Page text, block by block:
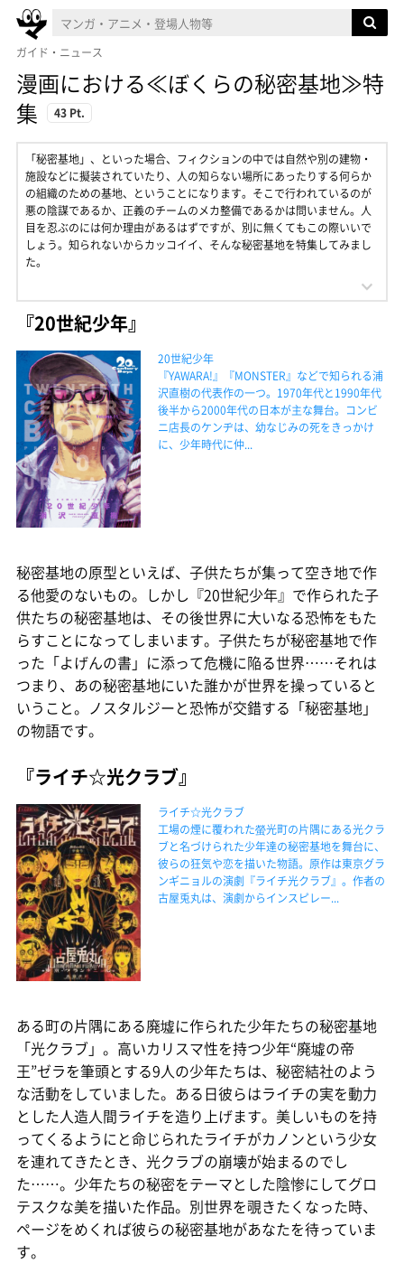
ガイド・ニュース
漫画における≪ぼくらの秘密基地≫特
集
43 Pt.
「秘密基地」、といった場合、フィクションの中では自然や別の建物・
施設などに擬装されていたり、人の知らない場所にあったりする何らか
の組織のための基地、ということになります。そこで行われているのが
悪の陰謀であるか、正義のチームのメカ整備であるかは問いません。人
目を忍ぶのには何か理由があるはずですが、別に無くてもこの際いいで
しょう。知られないからカッコイイ、そんな秘密基地を特集してみまし
た。
『20世紀少年』
20世紀少年
『YAWARA!』『MONSTER』などで知られる浦
沢直樹の代表作の一つ。1970年代と1990年代
後半から2000年代の日本が主な舞台。コンビ
ニ店長のケンヂは、幼なじみの死をきっかけ
に、少年時代に仲...
秘密基地の原型といえば、子供たちが集って空き地で作
る他愛のないもの。しかし『20世紀少年』で作られた子
供たちの秘密基地は、その後世界に大いなる恐怖をもた
らすことになってしまいます。子供たちが秘密基地で作
った「よげんの書」に添って危機に陥る世界……それは
つまり、あの秘密基地にいた誰かが世界を操っていると
いうこと。ノスタルジーと恐怖が交錯する「秘密基地」
の物語です。
『ライチ☆光クラブ』
ライチ☆光クラブ
工場の煙に覆われた螢光町の片隅にある光クラ
ブと名づけられた少年達の秘密基地を舞台に、
彼らの狂気や恋を描いた物語。原作は東京グラ
ンギニョルの演劇『ライチ光クラブ』。作者の
古屋兎丸は、演劇からインスピレー...
ある町の片隅にある廃墟に作られた少年たちの秘密基地
「光クラブ」。高いカリスマ性を持つ少年“廃墟の帝
王”ゼラを筆頭とする9人の少年たちは、秘密結社のよう
な活動をしていました。ある日彼らはライチの実を動力
とした人造人間ライチを造り上げます。美しいものを持
ってくるようにと命じられたライチがカノンという少女
を連れてきたとき、光クラブの崩壊が始まるのでし
た……。少年たちの秘密をテーマとした陰惨にしてグロ
テスクな美を描いた作品。別世界を覗きたくなった時、
ページをめくれば彼らの秘密基地があなたを待っていま
す。